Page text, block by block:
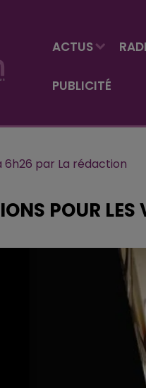
ACTUS
PUBLICITÉ
6h26 par La rédaction
POUR LES